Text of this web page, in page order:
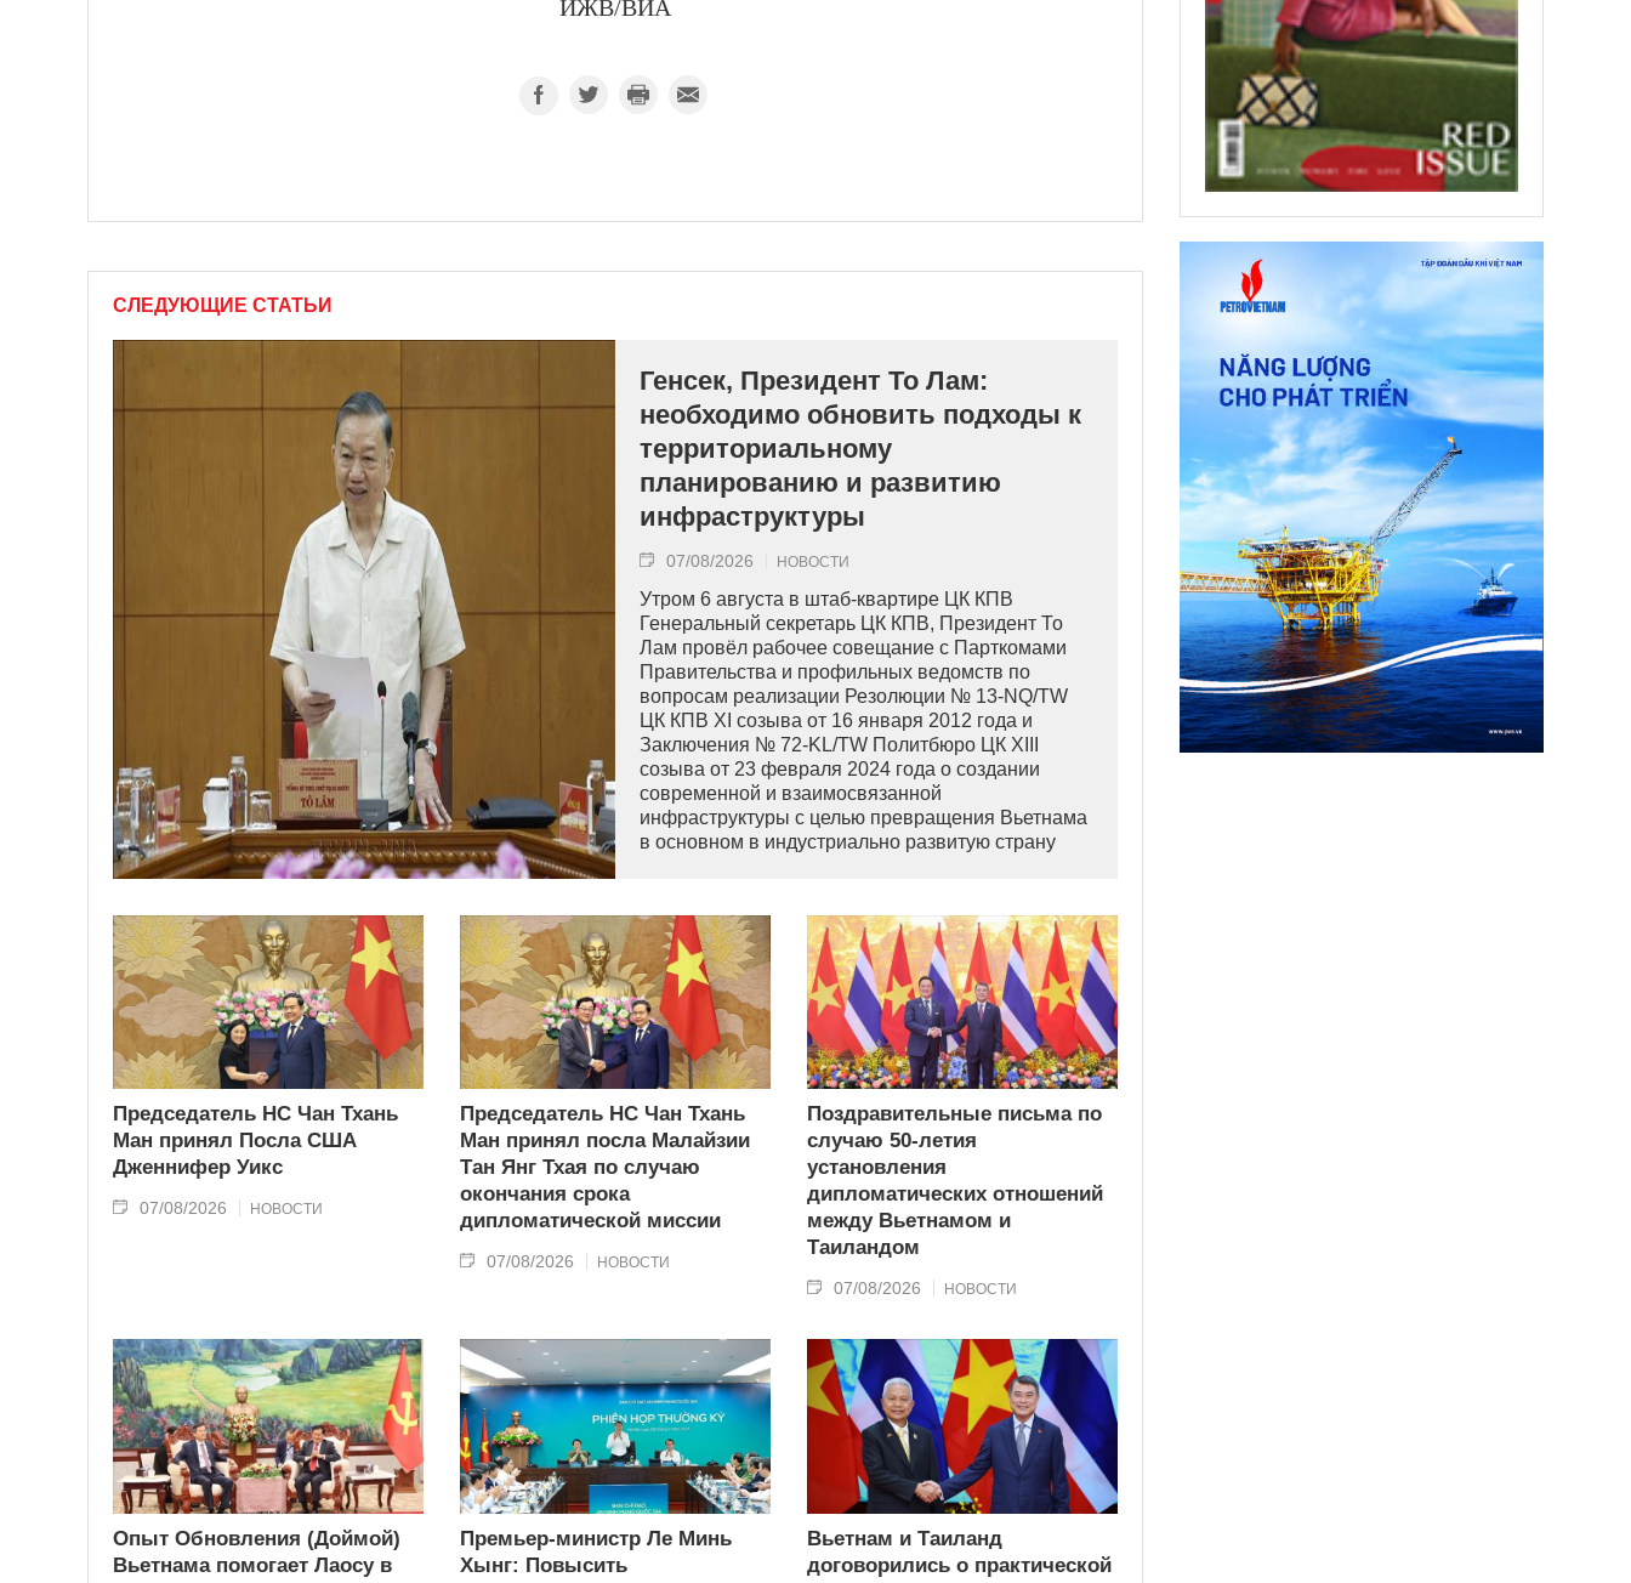
ИЖВ/ВИА
СЛЕДУЮЩИЕ СТАТЬИ
Генсек, Президент То Лам:
необходимо обновить подходы к
территориальному
планированию и развитию
инфраструктуры
07/08/2026 НОВОСТИ
Утром 6 августа в штаб-квартире ЦК КПВ
Генеральный секретарь ЦК КПВ, Президент То
Лам провёл рабочее совещание с Парткомами
Правительства и профильных ведомств по
вопросам реализации Резолюции № 13-NQ/TW
ЦК КПВ XI созыва от 16 января 2012 года и
Заключения № 72-KL/TW Политбюро ЦК XIII
созыва от 23 февраля 2024 года о создании
современной и взаимосвязанной
инфраструктуры с целью превращения Вьетнама
в основном в индустриально развитую страну
Председатель НС Чан Тхань
Ман принял Посла США
Дженнифер Уикс
07/08/2026 НОВОСТИ
Председатель НС Чан Тхань
Ман принял посла Малайзии
Тан Янг Тхая по случаю
окончания срока
дипломатической миссии
07/08/2026 НОВОСТИ
Поздравительные письма по
случаю 50-летия
установления
дипломатических отношений
между Вьетнамом и
Таиландом
07/08/2026 НОВОСТИ
Опыт Обновления (Доймой)
Вьетнама помогает Лаосу в
Премьер-министр Ле Минь
Хынг: Повысить
Вьетнам и Таиланд
договорились о практической